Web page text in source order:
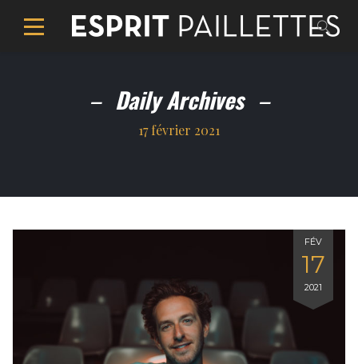
Daily Archives
17 février 2021
FÉV
17
2021